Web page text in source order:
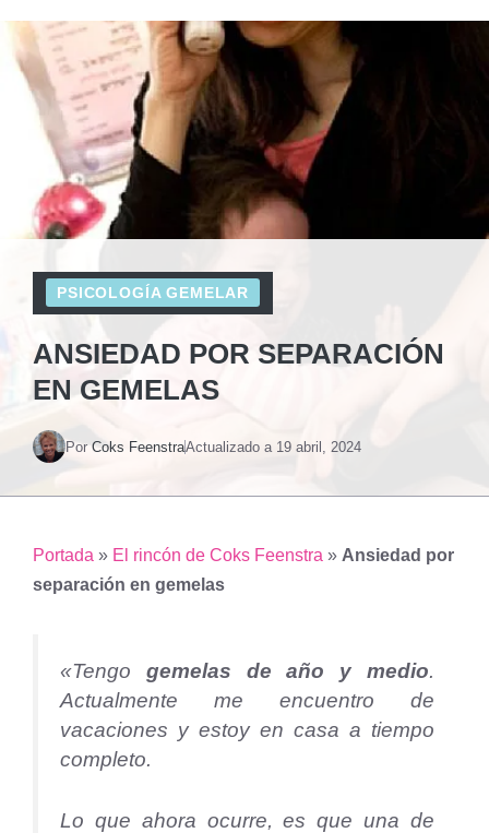
PSICOLOGÍA GEMELAR
ANSIEDAD POR SEPARACIÓN
EN GEMELAS
PorCoks FeenstraActualizado a 19 abril, 2024
Portada » El rincón de Coks Feenstra » Ansiedad por
separación en gemelas
«Tengo gemelas de año y medio.
Actualmente me encuentro de
vacaciones y estoy en casa a tiempo
completo.
Lo que ahora ocurre, es que una de